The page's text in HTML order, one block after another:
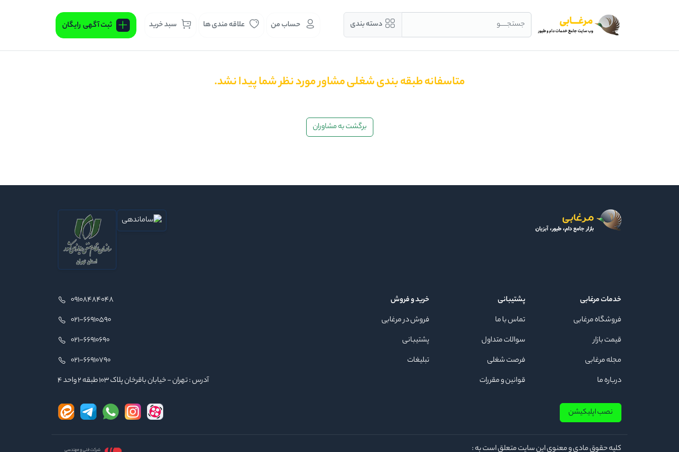
جستجــــو دسته بندی حساب من علاقه مندی ها سبد خرید ثبت آگهی رایگان
متاسفانه طبقه بندی شغلی مشاور مورد نظر شما پیدا نشد.
برگشت به مشاوران
خدمات مرغابی
فروشگاه مرغابی
قیمت بازار
مجله مرغابی
درباره ما
پشتیبانی
تماس با ما
سوالات متداول
فرصت شغلی
قوانین و مقررات
خرید و فروش
فروش در مرغابی
پشتیبانی
تبلیغات
09108484048
021-66910590
021-66910690
021-66910790
آدرس : تهران - خیابان باقرخان پلاک ۱۰۳ طبقه ۲ واحد ۴
نصب اپلیکیشن
كلیه حقوق مادی و معنوی این سایت متعلق است به :